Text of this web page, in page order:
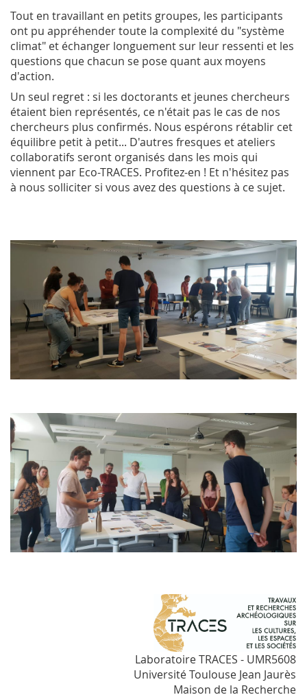
Tout en travaillant en petits groupes, les participants
ont pu appréhender toute la complexité du "système
climat" et échanger longuement sur leur ressenti et les
questions que chacun se pose quant aux moyens
d'action.
Un seul regret : si les doctorants et jeunes chercheurs
étaient bien représentés, ce n'était pas le cas de nos
chercheurs plus confirmés. Nous espérons rétablir cet
équilibre petit à petit... D'autres fresques et ateliers
collaboratifs seront organisés dans les mois qui
viennent par Eco-TRACES. Profitez-en ! Et n'hésitez pas
à nous solliciter si vous avez des questions à ce sujet.
Laboratoire TRACES - UMR5608
Université Toulouse Jean Jaurès
Maison de la Recherche